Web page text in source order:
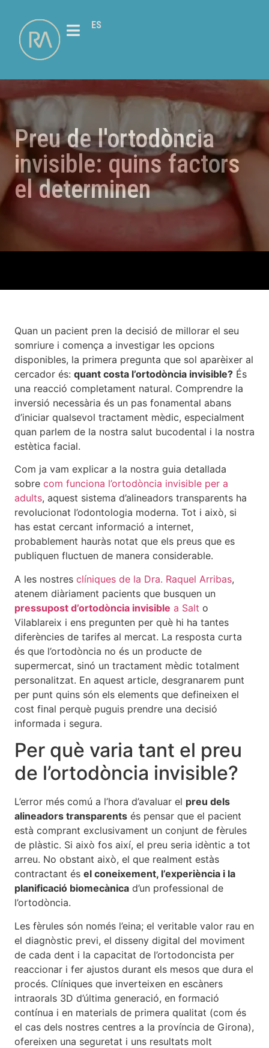
ES
Preu de l'ortodòncia
invisible: quins factors
el determinen
Quan un pacient pren la decisió de millorar el seu
somriure i comença a investigar les opcions
disponibles, la primera pregunta que sol aparèixer al
cercador és: quant costa l’ortodòncia invisible? És
una reacció completament natural. Comprendre la
inversió necessària és un pas fonamental abans
d’iniciar qualsevol tractament mèdic, especialment
quan parlem de la nostra salut bucodental i la nostra
estètica facial.
Com ja vam explicar a la nostra guia detallada
sobre com funciona l’ortodòncia invisible per a
adults, aquest sistema d’alineadors transparents ha
revolucionat l’odontologia moderna. Tot i això, si
has estat cercant informació a internet,
probablement hauràs notat que els preus que es
publiquen fluctuen de manera considerable.
A les nostres clíniques de la Dra. Raquel Arribas,
atenem diàriament pacients que busquen un
pressupost d’ortodòncia invisible a Salt o
Vilablareix i ens pregunten per què hi ha tantes
diferències de tarifes al mercat. La resposta curta
és que l’ortodòncia no és un producte de
supermercat, sinó un tractament mèdic totalment
personalitzat. En aquest article, desgranarem punt
per punt quins són els elements que defineixen el
cost final perquè puguis prendre una decisió
informada i segura.
Per què varia tant el preu
de l’ortodòncia invisible?
L’error més comú a l’hora d’avaluar el preu dels
alineadors transparents és pensar que el pacient
està comprant exclusivament un conjunt de fèrules
de plàstic. Si això fos així, el preu seria idèntic a tot
arreu. No obstant això, el que realment estàs
contractant és el coneixement, l’experiència i la
planificació biomecànica d’un professional de
l’ortodòncia.
Les fèrules són només l’eina; el veritable valor rau en
el diagnòstic previ, el disseny digital del moviment
de cada dent i la capacitat de l’ortodoncista per
reaccionar i fer ajustos durant els mesos que dura el
procés. Clíniques que inverteixen en escàners
intraorals 3D d’última generació, en formació
contínua i en materials de primera qualitat (com és
el cas dels nostres centres a la província de Girona),
ofereixen una seguretat i uns resultats molt